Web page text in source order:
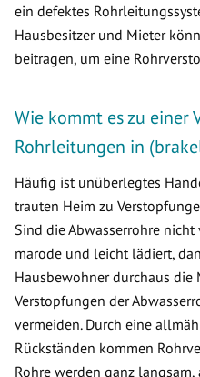
ein defektes
Hausbesitzer und Mieter
beitragen, um eine
Wie kommt es zu einer
Rohrleitungen in
Häufig ist unüberlegtes
trauten Heim zu
Sind die Abwasserrohre
marode und leicht lädiert,
Hausbewohner durchaus
Verstopfungen der
vermeiden. Durch eine
Rückständen kommen
Rohre werden ganz langsam,